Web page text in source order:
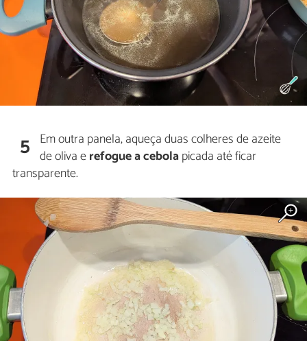
5 Em outra panela, aqueça duas colheres de azeite
de oliva erefogue a cebolapicada até ficar
transparente.